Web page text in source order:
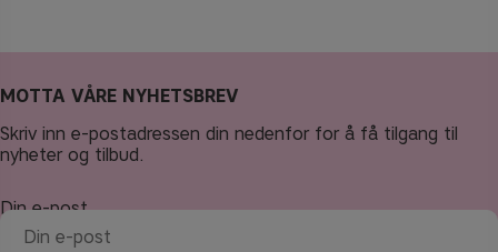
MOTTA VÅRE NYHETSBREV
Skriv inn e-postadressen din nedenfor for å få tilgang til
nyheter og tilbud.
Din e-post